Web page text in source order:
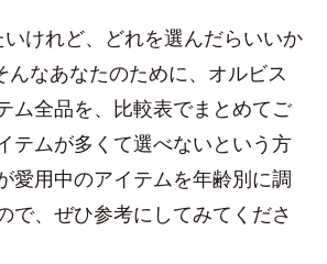
けれど、どれを選んだらいいか
なあなたのために、オルビス
ム全品を、比較表でまとめてご
テムが多くて選べないという方
愛用中のアイテムを年齢別に調
で、ぜひ参考にしてみてくださ